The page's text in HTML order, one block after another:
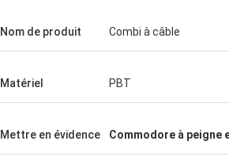
Nom de produit Combi à câble
Matériel PBT
Mettre en évidence Commodore à peigne